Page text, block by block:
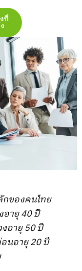
ที่
ของคนไทย
ายุ 40 ปี
อายุ 50 ปี
นอายุ 20 ปี